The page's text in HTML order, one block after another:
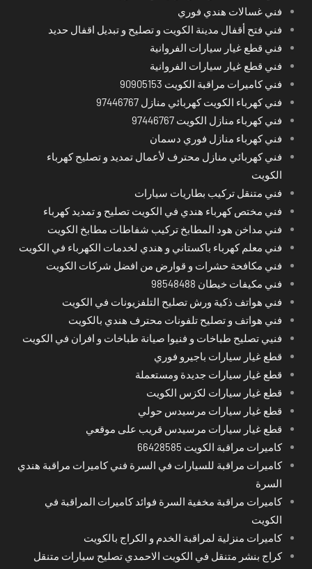
فني غسالات هندي فوري
فني فتح أقفال مدينة الكويت و تصليح و تبديل اقفال حديد
فني قطع غيار سيارات الفروانية
فني قطع غيار سيارات الفروانية
فني كاميرات مراقبة الكويت 90905153
فني كهرباء الكويت كهربائي منازل 97446767
فني كهرباء منازل الكويت 97446767
فني كهرباء منازل فوري دسمان
فني كهربائي منازل محترف لأعمال تمديد و تصليح كهرباء
الكويت
فني متنقل تركيب بطاريات سيارات
فني مختص كهرباء هندي في الكويت تصليح و تمديد كهرباء
فني مداخن هود المطابخ تركيب شفاطات مطابخ الكويت
فني معلم كهرباء باكستاني و هندي لخدمات الكهرباء في الكويت
فني مكافحة حشرات و قوارض من افضل شركات الكويت
فني مكيفات خيطان 98548488
فني هواتف ذكية ورش تصليح التلفزيونات في الكويت
فني هواتف و تصليح تلفونات محترف هندي بالكويت
فنيي تصليح طباخات و فنيوا صيانة طباخات و افران في الكويت
قطع غيار سيارات باجيرو فوري
قطع غيار سيارات جديدة ومستعملة
قطع غيار سيارات لكزس الكويت
قطع غيار سيارات مرسيدس حولي
قطع غيار سيارات مرسيدس قريب على موقعي
كاميرات مراقبة الكويت 66428585
كاميرات مراقبة للسيارات في السرة فني كاميرات مراقبة هندي
السرة
كاميرات مراقبة مخفية السرة فوائد كاميرات المراقبة في
الكويت
كاميرات منزلية لمراقبة الخدم و الكراج بالكويت
كراج بنشر متنقل في الكويت الاحمدي تصليح سيارات متنقل